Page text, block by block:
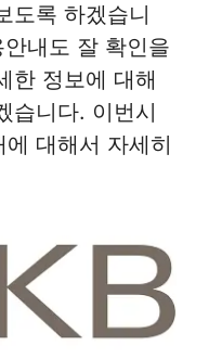
도록 하겠습니
내도 잘 확인을
한 정보에 대해
습니다. 이번시
대해서 자세히